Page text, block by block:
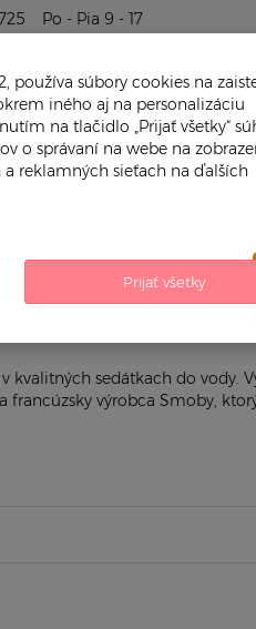
Po - Pia 9 - 17
sedátkach do
výrobca Smoby,
používa súbory cookies na
iného aj na personalizáciu
na tlačidlo „Prijať všetky“
o správaní na webe na
reklamných sieťach na ďalších
Prijať všetky